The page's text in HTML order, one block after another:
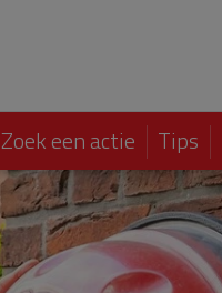
Zoek een actie Tips